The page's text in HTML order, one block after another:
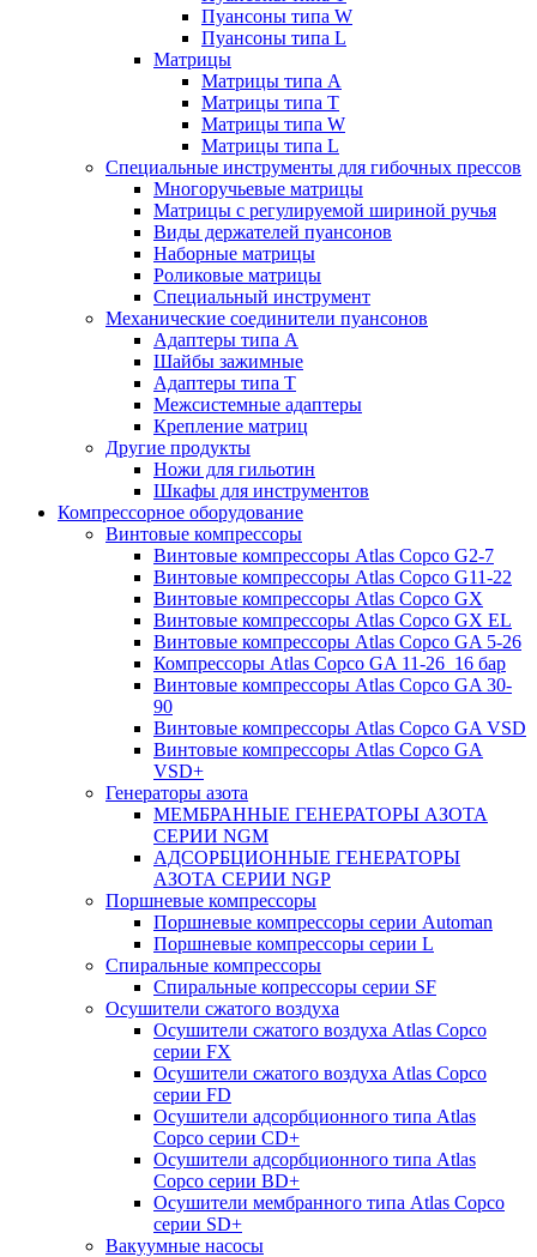
Пуансоны типа W
Пуансоны типа L
Матрицы
Матрицы типа A
Матрицы типа T
Матрицы типа W
Матрицы типа L
Специальные инструменты для гибочных прессов
Многоручьевые матрицы
Матрицы с регулируемой шириной ручья
Виды держателей пуансонов
Наборные матрицы
Роликовые матрицы
Специальный инструмент
Механические соединители пуансонов
Адаптеры типа A
Шайбы зажимные
Адаптеры типа T
Межсистемные адаптеры
Крепление матриц
Другие продукты
Ножи для гильотин
Шкафы для инструментов
Компрессорное оборудование
Винтовые компрессоры
Винтовые компрессоры Atlas Copco G2-7
Винтовые компрессоры Atlas Copco G11-22
Винтовые компрессоры Atlas Copco GX
Винтовые компрессоры Atlas Copco GX EL
Винтовые компрессоры Atlas Copco GA 5-26
Компрессоры Atlas Copco GA 11-26_16 бар
Винтовые компрессоры Atlas Copco GA 30-
90
Винтовые компрессоры Atlas Copco GA VSD
Винтовые компрессоры Atlas Copco GA
VSD+
Генераторы азота
МЕМБРАННЫЕ ГЕНЕРАТОРЫ АЗОТА
СЕРИИ NGM
АДСОРБЦИОННЫЕ ГЕНЕРАТОРЫ
АЗОТА СЕРИИ NGP
Поршневые компрессоры
Поршневые компрессоры серии Automan
Поршневые компрессоры серии L
Спиральные компрессоры
Спиральные копрессоры серии SF
Осушители сжатого воздуха
Осушители сжатого воздуха Atlas Copco
серии FX
Осушители сжатого воздуха Atlas Copco
серии FD
Осушители адсорбционного типа Atlas
Copco серии СD+
Осушители адсорбционного типа Atlas
Copco серии BD+
Осушители мембранного типа Atlas Copco
серии SD+
Вакуумные насосы